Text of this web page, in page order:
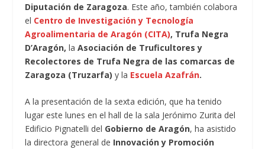
Diputación de Zaragoza. Este año, también colabora
el Centro de Investigación y Tecnología
Agroalimentaria de Aragón (CITA), Trufa Negra
D’Aragón, la Asociación de Truficultores y
Recolectores de Trufa Negra de las comarcas de
Zaragoza (Truzarfa)y la Escuela Azafrán.
A la presentación de la sexta edición, que ha tenido
lugar este lunes en el hall de la sala Jerónimo Zurita del
Edificio Pignatelli del Gobierno de Aragón, ha asistido
la directora general de Innovación y Promoción